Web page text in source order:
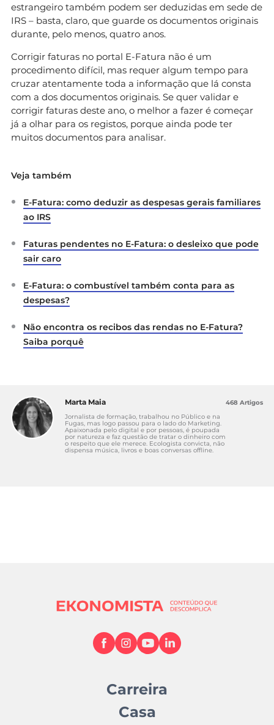
estrangeiro também podem ser deduzidas em sede de
IRS – basta, claro, que guarde os documentos originais
durante, pelo menos, quatro anos.
Corrigir faturas no portal E-Fatura não é um
procedimento difícil, mas requer algum tempo para
cruzar atentamente toda a informação que lá consta
com a dos documentos originais. Se quer validar e
corrigir faturas deste ano, o melhor a fazer é começar
já a olhar para os registos, porque ainda pode ter
muitos documentos para analisar.
Veja também
E-Fatura: como deduzir as despesas gerais familiares
ao IRS
Faturas pendentes no E-Fatura: o desleixo que pode
sair caro
E-Fatura: o combustível também conta para as
despesas?
Não encontra os recibos das rendas no E-Fatura?
Saiba porquê
Marta Maia
Jornalista de formação, trabalhou no Público e na
Fugas, mas logo passou para o lado do Marketing.
Apaixonada pelo digital e por pessoas, é poupada
por natureza e faz questão de tratar o dinheiro com
o respeito que ele merece. Ecologista convicta, não
dispensa música, livros e boas conversas offline.
468 Artigos
Carreira
Casa